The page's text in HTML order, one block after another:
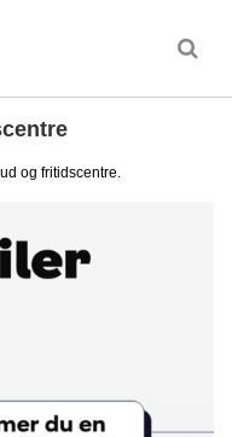
og fritidscentre.